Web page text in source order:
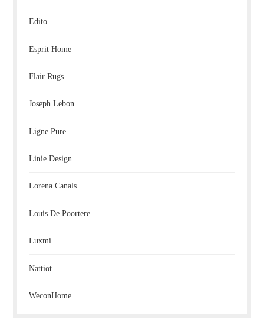
Edito
Esprit Home
Flair Rugs
Joseph Lebon
Ligne Pure
Linie Design
Lorena Canals
Louis De Poortere
Luxmi
Nattiot
WeconHome